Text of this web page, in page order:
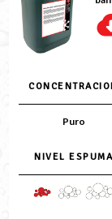
Puro
NIVEL ESPUMA